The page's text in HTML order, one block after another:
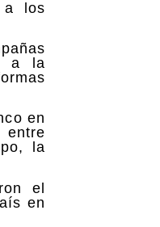
a los
a la
en
entre
la
el
en